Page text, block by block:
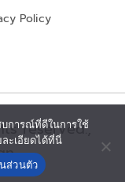
Policy
reserved.,
การณ์ที่ดีในการใช้
ะเอียดได้ที่นี่
ส่วนตัว